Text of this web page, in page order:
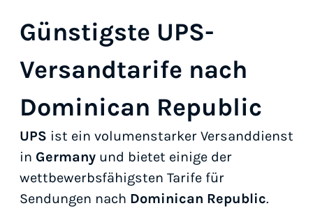
Günstigste UPS-
Versandtarife nach
Dominican Republic
UPS ist ein volumenstarker Versanddienst
in Germany und bietet einige der
wettbewerbsfähigsten Tarife für
Sendungen nach Dominican Republic.